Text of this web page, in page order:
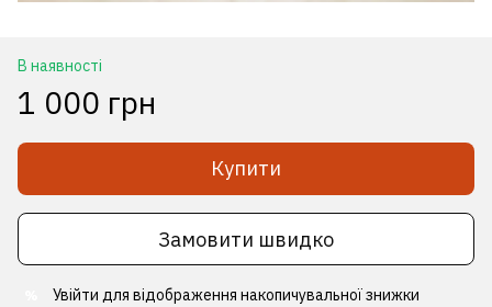
В наявності
1 000 грн
Купити
Замовити швидко
Увійти для відображення накопичувальної знижки